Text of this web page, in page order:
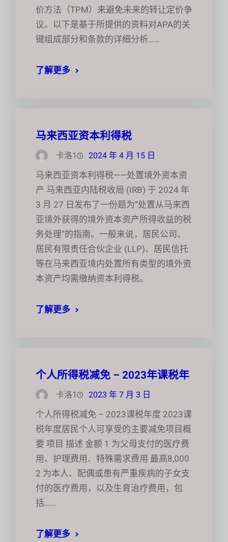
价方法（TPM）来避免未来的转让定价争
议。以下是基于所提供的资料对APA的关
键组成部分和条款的详细分析……
了解更多
马来西亚资本利得税
卡洛1 2024 年 4 月 15 日
马来西亚资本利得税——处置境外资本资
产 马来西亚内陆税收局 (IRB) 于 2024 年
3 月 27 日发布了一份题为“处置从马来西
亚境外获得的境外资本资产所得收益的税
务处理”的指南。一般来说，居民公司、
居民有限责任合伙企业 (LLP)、居民信托
等在马来西亚境内处置所有类型的境外资
本资产均需缴纳资本利得税。
了解更多
个人所得税减免 – 2023年课税年
卡洛1 2023 年 7 月 3 日
个人所得税减免 – 2023课税年度 2023课
税年度居民个人可享受的主要减免项目概
要 项目 描述 金额 1 为父母支付的医疗费
用、护理费用、特殊需求费用 最高8,000
2 为本人、配偶或患有严重疾病的子女支
付的医疗费用，以及生育治疗费用，包
括……
了解更多